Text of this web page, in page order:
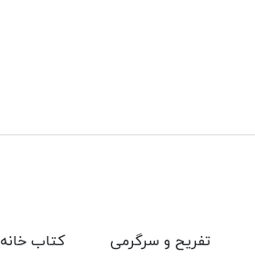
کتاب خانه تفریح و سرگرمی